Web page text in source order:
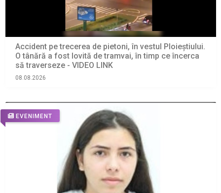
Accident pe trecerea de pietoni, în vestul Ploieștiului.
O tânără a fost lovită de tramvai, în timp ce încerca
să traverseze - VIDEO LINK
08.08.2026
EVENIMENT